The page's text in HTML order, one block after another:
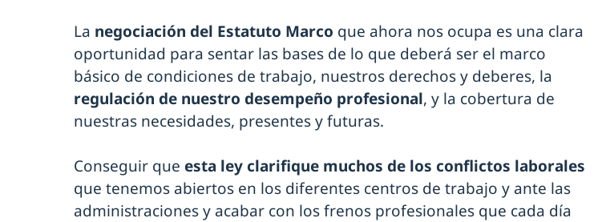
La negociación del Estatuto Marco que ahora nos ocupa es una clara
oportunidad para sentar las bases de lo que deberá ser el marco
básico de condiciones de trabajo, nuestros derechos y deberes, la
regulación de nuestro desempeño profesional, y la cobertura de
nuestras necesidades, presentes y futuras.
Conseguir que esta ley clarifique muchos de los conflictos laborales
que tenemos abiertos en los diferentes centros de trabajo y ante las
administraciones y acabar con los frenos profesionales que cada día